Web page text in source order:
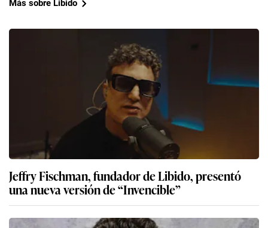
Más sobre Libido
Jeffry Fischman, fundador de Libido, presentó
una nueva versión de “Invencible”